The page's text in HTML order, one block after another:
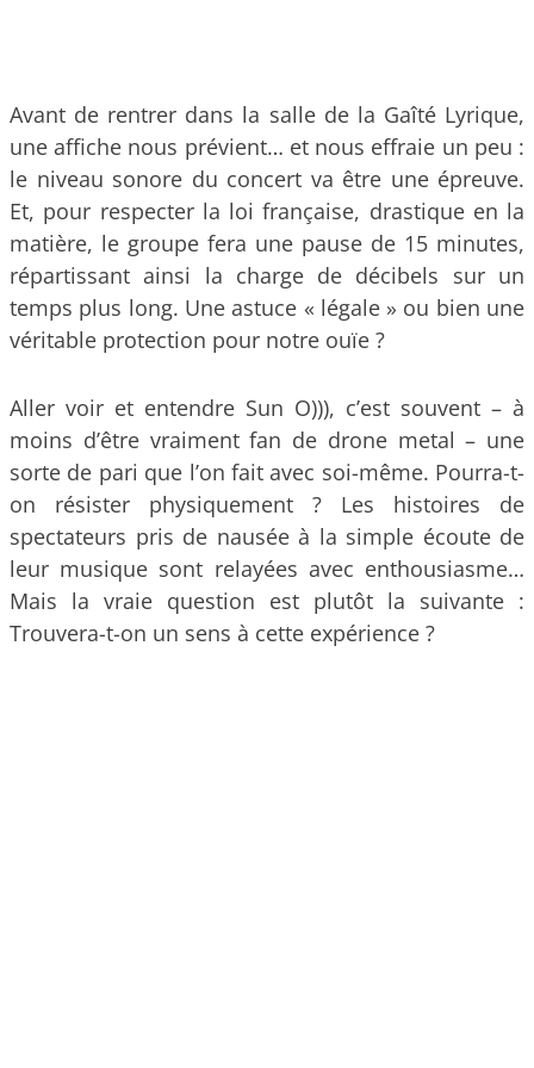
Avant de rentrer dans la salle de la Gaîté Lyrique,
une affiche nous prévient… et nous effraie un peu :
le niveau sonore du concert va être une épreuve.
Et, pour respecter la loi française, drastique en la
matière, le groupe fera une pause de 15 minutes,
répartissant ainsi la charge de décibels sur un
temps plus long. Une astuce « légale » ou bien une
véritable protection pour notre ouïe ?
Aller voir et entendre Sun O))), c’est souvent – à
moins d’être vraiment fan de drone metal – une
sorte de pari que l’on fait avec soi-même. Pourra-t-
on résister physiquement ? Les histoires de
spectateurs pris de nausée à la simple écoute de
leur musique sont relayées avec enthousiasme…
Mais la vraie question est plutôt la suivante :
Trouvera-t-on un sens à cette expérience ?